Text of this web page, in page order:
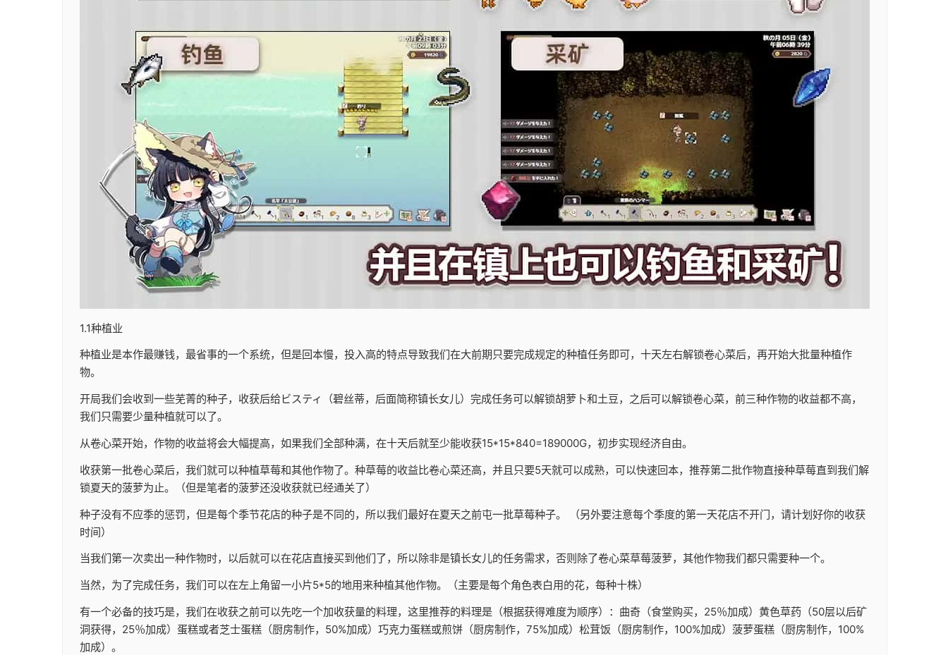
1.1种植业
种植业是本作最赚钱，最省事的一个系统，但是回本慢，投入高的特点导致我们在大前期只要完成规定的种植任务即可，十天左右解锁卷心菜后，再开始大批量种植作
物。
开局我们会收到一些芜菁的种子，收获后给ビスティ（碧丝蒂，后面简称镇长女儿）完成任务可以解锁胡萝卜和土豆，之后可以解锁卷心菜，前三种作物的收益都不高，
我们只需要少量种植就可以了。
从卷心菜开始，作物的收益将会大幅提高，如果我们全部种满，在十天后就至少能收获15*15*840=189000G，初步实现经济自由。
收获第一批卷心菜后，我们就可以种植草莓和其他作物了。种草莓的收益比卷心菜还高，并且只要5天就可以成熟，可以快速回本，推荐第二批作物直接种草莓直到我们解
锁夏天的菠萝为止。（但是笔者的菠萝还没收获就已经通关了）
种子没有不应季的惩罚，但是每个季节花店的种子是不同的，所以我们最好在夏天之前屯一批草莓种子。 （另外要注意每个季度的第一天花店不开门，请计划好你的收获
时间）
当我们第一次卖出一种作物时，以后就可以在花店直接买到他们了，所以除非是镇长女儿的任务需求，否则除了卷心菜草莓菠萝，其他作物我们都只需要种一个。
当然，为了完成任务，我们可以在左上角留一小片5*5的地用来种植其他作物。（主要是每个角色表白用的花，每种十株）
有一个必备的技巧是，我们在收获之前可以先吃一个加收获量的料理，这里推荐的料理是（根据获得难度为顺序）：曲奇（食堂购买，25％加成）黄色草药（50层以后矿
洞获得，25％加成）蛋糕或者芝士蛋糕（厨房制作，50%加成）巧克力蛋糕或煎饼（厨房制作，75%加成）松茸饭（厨房制作，100%加成）菠萝蛋糕（厨房制作，100%
加成）。